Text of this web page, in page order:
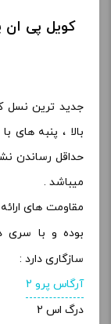
جدید ترین نسل
حداقل رساندن
میباشد .
مقاومت های
بوده و با سری
سازگاری دارد :
آرگاس پرو 2
درگ اس 2